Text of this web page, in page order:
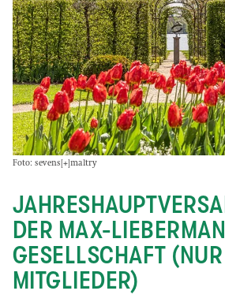
Foto: sevens[+]maltry
DER MAX-
GESELLSCHAFT
MITGLIEDER)